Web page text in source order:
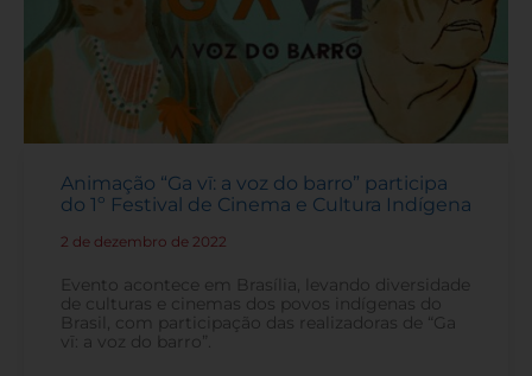
Animação “Ga vī: a voz do barro” participa
do 1º Festival de Cinema e Cultura Indígena
2 de dezembro de 2022
Evento acontece em Brasília, levando diversidade
de culturas e cinemas dos povos indígenas do
Brasil, com participação das realizadoras de “Ga
vī: a voz do barro”.